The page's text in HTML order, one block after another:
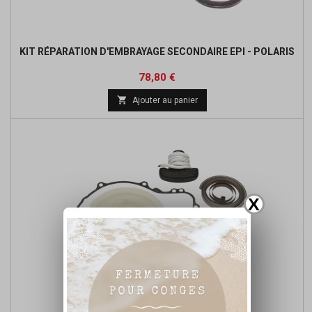
X
KIT RÉPARATION D'EMBRAYAGE SECONDAIRE EPI - POLARIS
Prix
78,80 €
base
 Ajouter au panier